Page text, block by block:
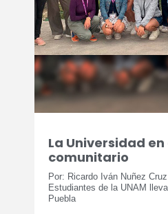
La Universidad
comunitario
Por: Ricardo Iván Nuñez Cruz
Estudiantes de la UNAM
Puebla